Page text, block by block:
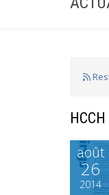
août
26
2014